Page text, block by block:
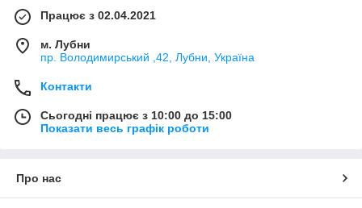
Працює з 02.04.2021
м. Лубни
пр. Володимирський ,42, Лубни, Україна
Контакти
Сьогодні працює з 10:00 до 15:00
Показати весь графік роботи
Про нас